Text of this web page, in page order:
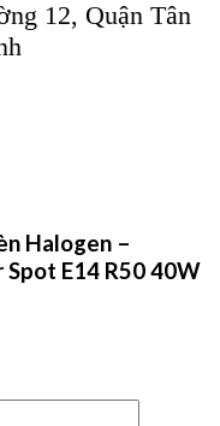
12, Quận Tân
Halogen –
E14 R50 40W